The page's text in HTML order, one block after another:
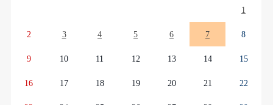
1
2 3 4 5 6 7 8
9 10 11 12 13 14 15
16 17 18 19 20 21 22